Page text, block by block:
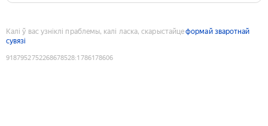
Калі ў вас узніклі праблемы, калі ласка, скарыстайцеформай зваротнай
сувязі
9187952752268678528:1786178606